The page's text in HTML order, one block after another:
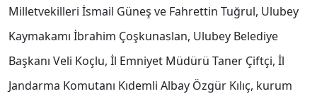
Milletvekilleri İsmail Güneş ve Fahrettin Tuğrul, Ulubey
Kaymakamı İbrahim Çoşkunaslan, Ulubey Belediye
Başkanı Veli Koçlu, İl Emniyet Müdürü Taner Çiftçi, İl
Jandarma Komutanı Kıdemli Albay Özgür Kılıç, kurum